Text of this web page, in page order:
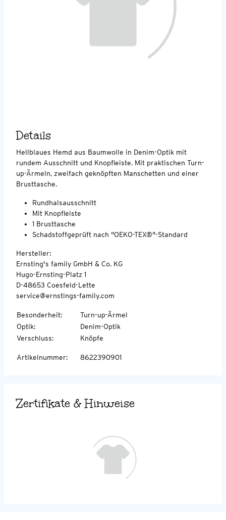
Details
Hellblaues Hemd aus Baumwolle in Denim-Optik mit
rundem Ausschnitt und Knopfleiste. Mit praktischen Turn-
up-Ärmeln, zweifach geknöpften Manschetten und einer
Brusttasche.
Rundhalsausschnitt
Mit Knopfleiste
1 Brusttasche
Schadstoffgeprüft nach "OEKO-TEX®"-Standard
Hersteller:
Ernsting's family GmbH & Co. KG
Hugo-Ernsting-Platz 1
D-48653 Coesfeld-Lette
service@ernstings-family.com
Besonderheit:
Turn-up-Ärmel
Optik:
Denim-Optik
Verschluss: Knöpfe
Artikelnummer: 8622390901
Zertifikate & Hinweise